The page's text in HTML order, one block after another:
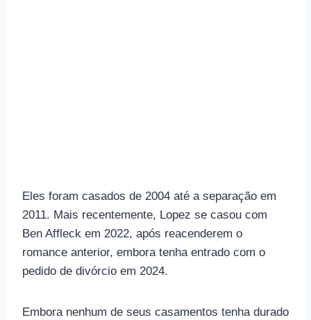
Eles foram casados de 2004 até a separação em
2011. Mais recentemente, Lopez se casou com
Ben Affleck em 2022, após reacenderem o
romance anterior, embora tenha entrado com o
pedido de divórcio em 2024.
Embora nenhum de seus casamentos tenha durado